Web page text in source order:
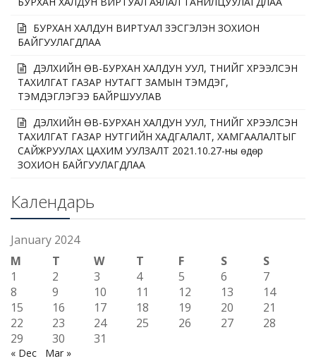
БУРХАН ХАЛДУН ВИРТУАЛ ҮЗЭСГЭЛЭН ЗОХИОН
БАЙГУУЛАГДЛАА
ДЭЛХИЙН ӨВ-БУРХАН ХАЛДУН УУЛ, ТҮҮНИЙГ ХҮРЭЭЛСЭН
ТАХИЛГАТ ГАЗАР НУТАГТ ЗАМЫН ТЭМДЭГ,
ТЭМДЭГЛЭГЭЭ БАЙРШУУЛАВ
ДЭЛХИЙН ӨВ-БУРХАН ХАЛДУН УУЛ, ТҮҮНИЙГ ХҮРЭЭЛСЭН
ТАХИЛГАТ ГАЗАР НУТГИЙН ХАДГАЛАЛТ, ХАМГААЛАЛТЫГ
САЙЖРУУЛАХ ЦАХИМ УУЛЗАЛТ 2021.10.27-ны өдөр
ЗОХИОН БАЙГУУЛАГДЛАА
Календарь
January 2024
M
T W T F S
S
1
2 3 4 5 6
7
8
9 10 11 12 13
14
15
16 17 18 19 20
21
22
23 24 25 26 27
28
29
30 31
« Dec Mar »